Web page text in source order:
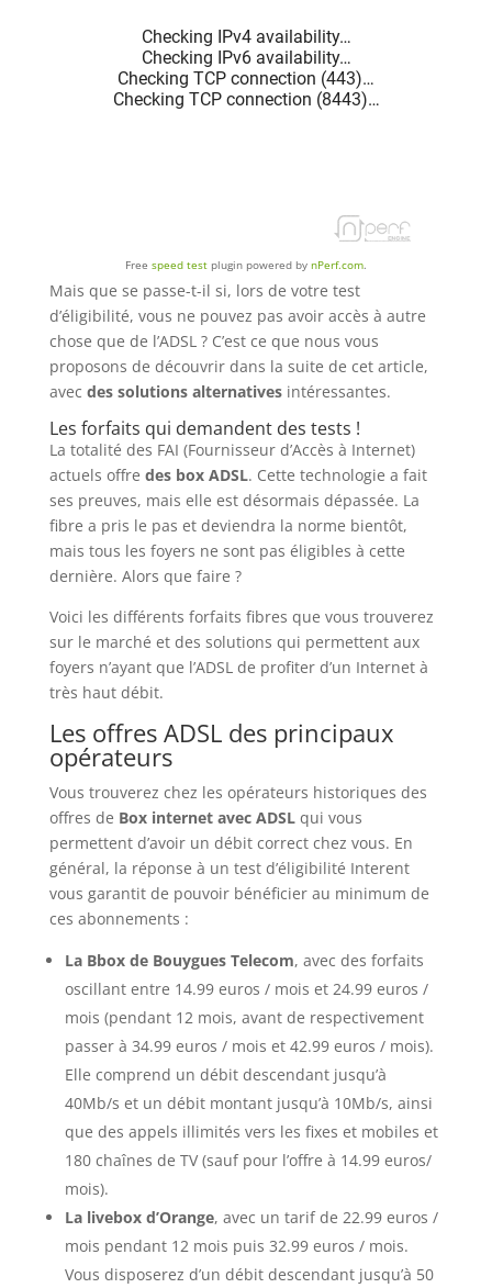
Free speed testplugin powered by nPerf.com.
Mais que se passe-t-il si, lors de votre test
d’éligibilité, vous ne pouvez pas avoir accès à autre
chose que de l’ADSL ? C’est ce que nous vous
proposons de découvrir dans la suite de cet article,
avec des solutions alternativesintéressantes.
Les forfaits qui demandent des tests !
La totalité des FAI (Fournisseur d’Accès à Internet)
actuels offre des box ADSL. Cette technologie a fait
ses preuves, mais elle est désormais dépassée. La
fibre a pris le pas et deviendra la norme bientôt,
mais tous les foyers ne sont pas éligibles à cette
dernière. Alors que faire ?
Voici les différents forfaits fibres que vous trouverez
sur le marché et des solutions qui permettent aux
foyers n’ayant que l’ADSL de profiter d’un Internet à
très haut débit.
Les offres ADSL des principaux
opérateurs
Vous trouverez chez les opérateurs historiques des
offres de Box internet avec ADSLqui vous
permettent d’avoir un débit correct chez vous. En
général, la réponse à un test d’éligibilité Interent
vous garantit de pouvoir bénéficier au minimum de
ces abonnements :
La Bbox de Bouygues Telecom, avec des forfaits
oscillant entre 14.99 euros / mois et 24.99 euros /
mois (pendant 12 mois, avant de respectivement
passer à 34.99 euros / mois et 42.99 euros / mois).
Elle comprend un débit descendant jusqu’à
40Mb/s et un débit montant jusqu’à 10Mb/s, ainsi
que des appels illimités vers les fixes et mobiles et
180 chaînes de TV (sauf pour l’offre à 14.99 euros/
mois).
La livebox d’Orange, avec un tarif de 22.99 euros /
mois pendant 12 mois puis 32.99 euros / mois.
Vous disposerez d’un débit descendant jusqu’à 50